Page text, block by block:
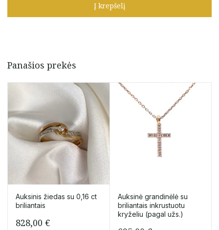
pakabuku
Į krepšelį
Panašios prekės
Auksinis žiedas su 0,16 ct
briliantais
828,00 €
Auksinė grandinėlė su
briliantais inkrustuotu
kryželiu (pagal užs.)